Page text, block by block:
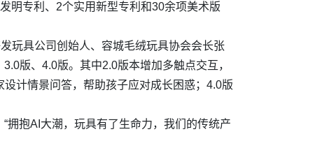
明专利、2个实用新型专利和30余项美术版
玩具公司创始人、容城毛绒玩具协会会长张
版、4.0版。其中2.0版本增加多触点交互，
计情景问答，帮助孩子应对成长困惑；4.0版
拥抱AI大潮，玩具有了生命力，我们的传统产